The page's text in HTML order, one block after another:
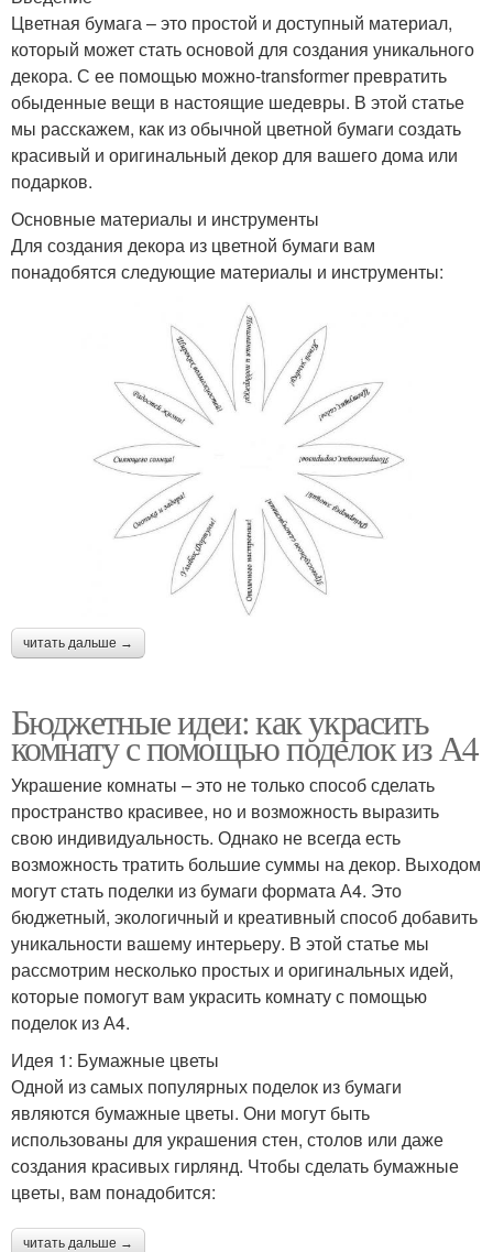
Цветная бумага – это простой и доступный материал,
который может стать основой для создания уникального
декора. С ее помощью можно-transformer превратить
обыденные вещи в настоящие шедевры. В этой статье
мы расскажем, как из обычной цветной бумаги создать
красивый и оригинальный декор для вашего дома или
подарков.
Основные материалы и инструменты
Для создания декора из цветной бумаги вам
понадобятся следующие материалы и инструменты:
читать дальше →
Бюджетные идеи: как украсить
комнату с помощью поделок из А4
Украшение комнаты – это не только способ сделать
пространство красивее, но и возможность выразить
свою индивидуальность. Однако не всегда есть
возможность тратить большие суммы на декор. Выходом
могут стать поделки из бумаги формата А4. Это
бюджетный, экологичный и креативный способ добавить
уникальности вашему интерьеру. В этой статье мы
рассмотрим несколько простых и оригинальных идей,
которые помогут вам украсить комнату с помощью
поделок из А4.
Идея 1: Бумажные цветы
Одной из самых популярных поделок из бумаги
являются бумажные цветы. Они могут быть
использованы для украшения стен, столов или даже
создания красивых гирлянд. Чтобы сделать бумажные
цветы, вам понадобится:
читать дальше →